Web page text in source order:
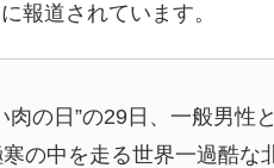
報道されています。
の日”の29日、一般男性
の中を走る世界一過酷な